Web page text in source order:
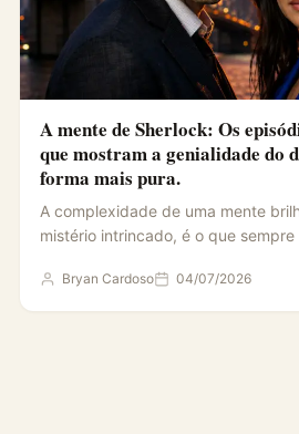
A mente de Sherlock: Os
que mostram a genialidade do
forma mais pura.
A complexidade de uma mente
mistério intrincado, é o que
Bryan Cardoso 04/07/2026